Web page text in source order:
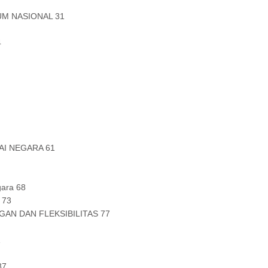
NASIONAL 31
NEGARA 61
68
DAN FLEKSIBILITAS 77